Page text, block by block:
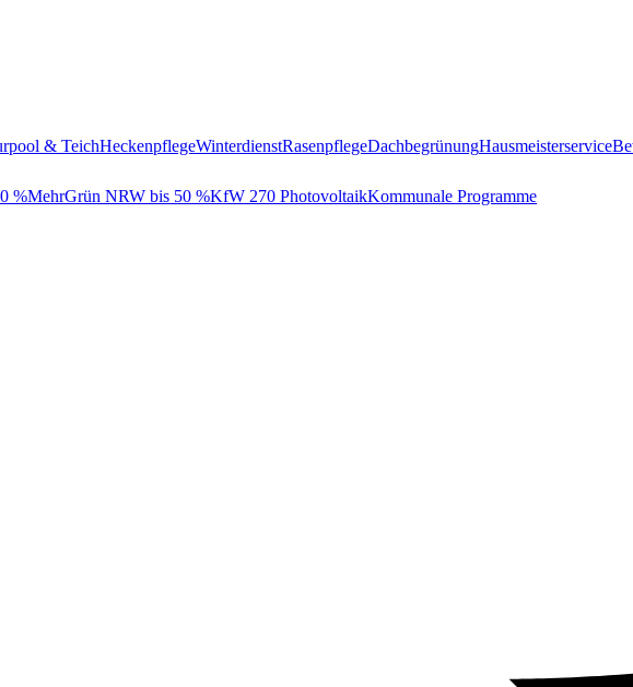
& TeichHeckenpflegeWinterdienstRasenpflegeDachbegrünungHausmeisterservice
%MehrGrün NRW bis 50 %KfW 270 PhotovoltaikKommunale Programme